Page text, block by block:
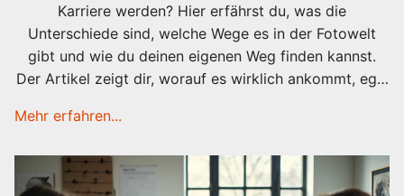
Karriere werden? Hier erfährst du, was die
Unterschiede sind, welche Wege es in der Fotowelt
gibt und wie du deinen eigenen Weg finden kannst.
Der Artikel zeigt dir, worauf es wirklich ankommt, egal
ehrliche Einblicke, was im Fotoalltag zählt. Tipps zu
rund.
Mehr erfahren...